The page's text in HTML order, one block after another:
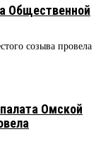
Общественной
созыва провела
Омской